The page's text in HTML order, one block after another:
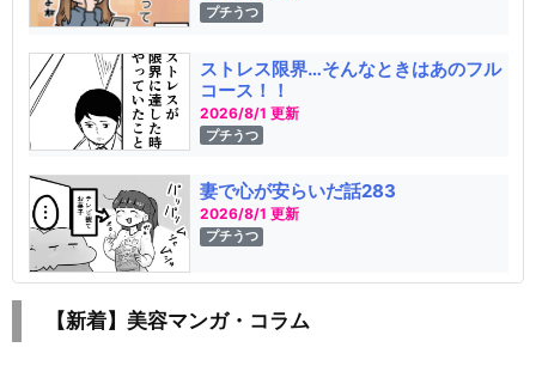
プチうつ
ストレス限界…そんなときはあのフル
コース！！
2026/8/1 更新
プチうつ
妻で心が安らいだ話283
2026/8/1 更新
プチうつ
【新着】美容マンガ・コラム